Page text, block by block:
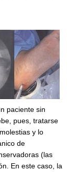
paciente sin
pues, tratarse
y lo
de
(las
En este caso, la